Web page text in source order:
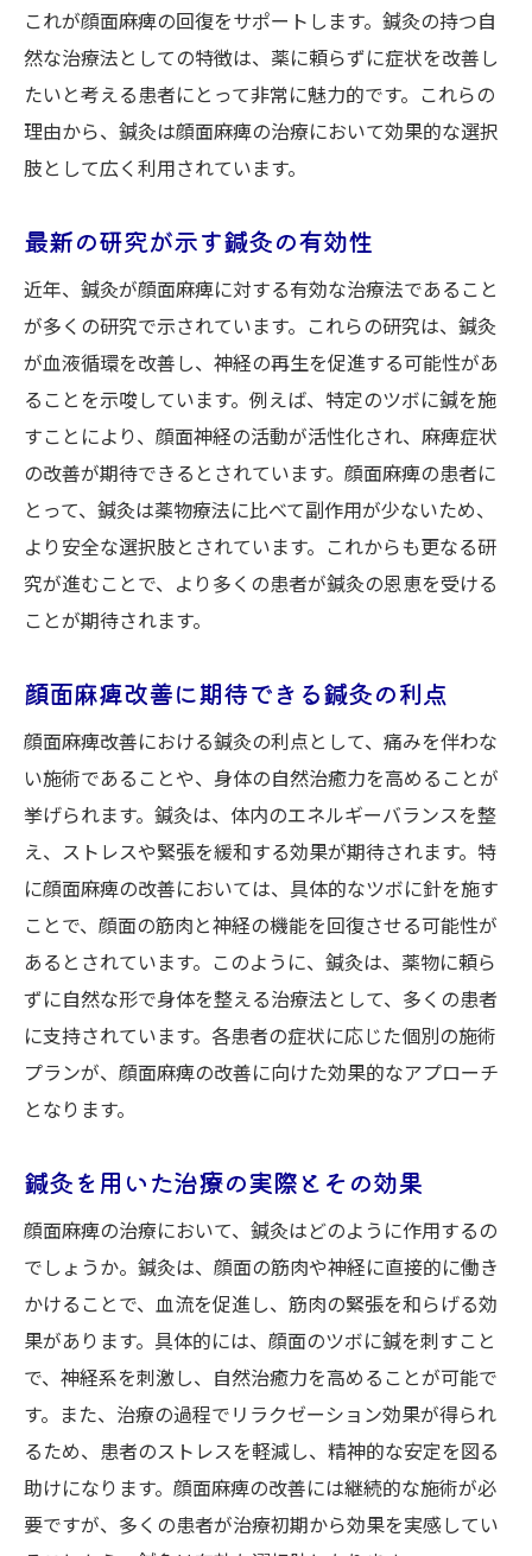
鍼灸治療による具体的な症状改善例
顔面麻痺治療における鍼灸の人気の秘密
これが顔面麻痺の回復をサポートします。鍼灸の持つ自
然な治療法としての特徴は、薬に頼らずに症状を改善し
たいと考える患者にとって非常に魅力的です。これらの
理由から、鍼灸は顔面麻痺の治療において効果的な選択
肢として広く利用されています。
最新の研究が示す鍼灸の有効性
近年、鍼灸が顔面麻痺に対する有効な治療法であること
が多くの研究で示されています。これらの研究は、鍼灸
が血液循環を改善し、神経の再生を促進する可能性があ
ることを示唆しています。例えば、特定のツボに鍼を施
すことにより、顔面神経の活動が活性化され、麻痺症状
の改善が期待できるとされています。顔面麻痺の患者に
とって、鍼灸は薬物療法に比べて副作用が少ないため、
より安全な選択肢とされています。これからも更なる研
究が進むことで、より多くの患者が鍼灸の恩恵を受ける
ことが期待されます。
顔面麻痺改善に期待できる鍼灸の利点
顔面麻痺改善における鍼灸の利点として、痛みを伴わな
い施術であることや、身体の自然治癒力を高めることが
挙げられます。鍼灸は、体内のエネルギーバランスを整
え、ストレスや緊張を緩和する効果が期待されます。特
に顔面麻痺の改善においては、具体的なツボに針を施す
ことで、顔面の筋肉と神経の機能を回復させる可能性が
あるとされています。このように、鍼灸は、薬物に頼ら
ずに自然な形で身体を整える治療法として、多くの患者
に支持されています。各患者の症状に応じた個別の施術
プランが、顔面麻痺の改善に向けた効果的なアプローチ
となります。
鍼灸を用いた治療の実際とその効果
顔面麻痺の治療において、鍼灸はどのように作用するの
でしょうか。鍼灸は、顔面の筋肉や神経に直接的に働き
かけることで、血流を促進し、筋肉の緊張を和らげる効
果があります。具体的には、顔面のツボに鍼を刺すこと
で、神経系を刺激し、自然治癒力を高めることが可能で
す。また、治療の過程でリラクゼーション効果が得られ
るため、患者のストレスを軽減し、精神的な安定を図る
助けになります。顔面麻痺の改善には継続的な施術が必
要ですが、多くの患者が治療初期から効果を実感してい